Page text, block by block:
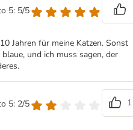
5: 5/5
Jahren für meine Katzen. Sonst
und ich muss sagen, der
5: 2/5
1